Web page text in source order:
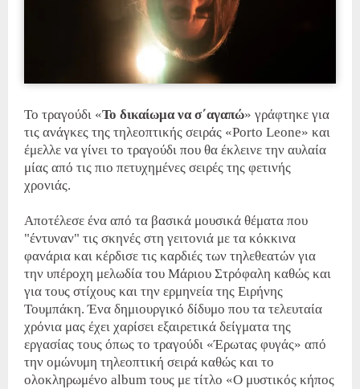
Το τραγούδι «Το δικαίωμα να σ΄αγαπώ» γράφτηκε για
τις ανάγκες της τηλεοπτικής σειράς «Porto Leone» και
έμελλε να γίνει το τραγούδι που θα έκλεινε την αυλαία
μίας από τις πιο πετυχημένες σειρές της φετινής
χρονιάς.
Αποτέλεσε ένα από τα βασικά μουσικά θέματα που
"έντυναν" τις σκηνές στη γειτονιά με τα κόκκινα
φανάρια και κέρδισε τις καρδιές των τηλεθεατών για
την υπέροχη μελωδία του Μάριου Στρόφαλη καθώς και
για τους στίχους και την ερμηνεία της Ειρήνης
Τουμπάκη. Ένα δημιουργικό δίδυμο που τα τελευταία
χρόνια μας έχει χαρίσει εξαιρετικά δείγματα της
εργασίας τους όπως το τραγούδι «Έρωτας φυγάς» από
την ομώνυμη τηλεοπτική σειρά καθώς και το
ολοκληρωμένο album τους με τίτλο «Ο μυστικός κήπος